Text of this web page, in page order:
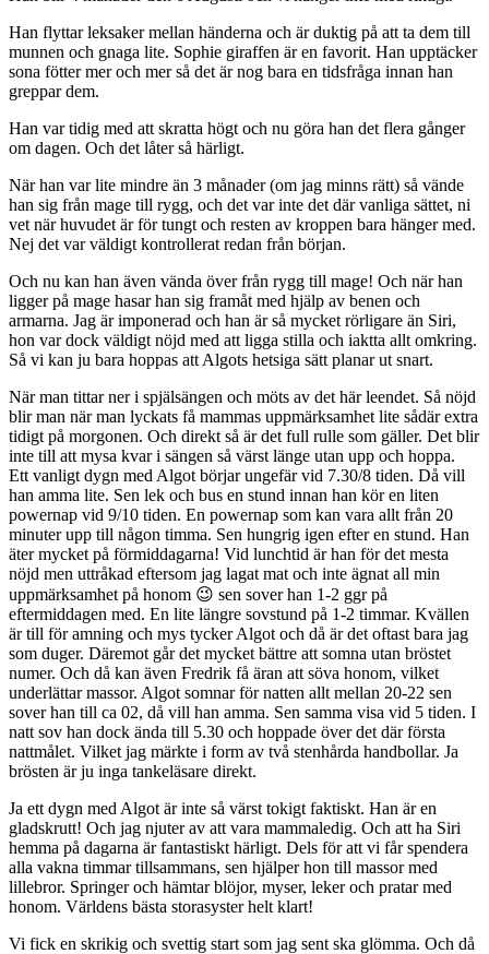
Han flyttar leksaker mellan händerna och är duktig på att ta dem till
munnen och gnaga lite. Sophie giraffen är en favorit. Han upptäcker
sona fötter mer och mer så det är nog bara en tidsfråga innan han
greppar dem.
Han var tidig med att skratta högt och nu göra han det flera gånger
om dagen. Och det låter så härligt.
När han var lite mindre än 3 månader (om jag minns rätt) så vände
han sig från mage till rygg, och det var inte det där vanliga sättet, ni
vet när huvudet är för tungt och resten av kroppen bara hänger med.
Nej det var väldigt kontrollerat redan från början.
Och nu kan han även vända över från rygg till mage! Och när han
ligger på mage hasar han sig framåt med hjälp av benen och
armarna. Jag är imponerad och han är så mycket rörligare än Siri,
hon var dock väldigt nöjd med att ligga stilla och iaktta allt omkring.
Så vi kan ju bara hoppas att Algots hetsiga sätt planar ut snart.
När man tittar ner i spjälsängen och möts av det här leendet. Så nöjd
blir man när man lyckats få mammas uppmärksamhet lite sådär extra
tidigt på morgonen. Och direkt så är det full rulle som gäller. Det blir
inte till att mysa kvar i sängen så värst länge utan upp och hoppa.
Ett vanligt dygn med Algot börjar ungefär vid 7.30/8 tiden. Då vill
han amma lite. Sen lek och bus en stund innan han kör en liten
powernap vid 9/10 tiden. En powernap som kan vara allt från 20
minuter upp till någon timma. Sen hungrig igen efter en stund. Han
äter mycket på förmiddagarna! Vid lunchtid är han för det mesta
nöjd men uttråkad eftersom jag lagat mat och inte ägnat all min
uppmärksamhet på honom 😉 sen sover han 1-2 ggr på
eftermiddagen med. En lite längre sovstund på 1-2 timmar. Kvällen
är till för amning och mys tycker Algot och då är det oftast bara jag
som duger. Däremot går det mycket bättre att somna utan bröstet
numer. Och då kan även Fredrik få äran att söva honom, vilket
underlättar massor. Algot somnar för natten allt mellan 20-22 sen
sover han till ca 02, då vill han amma. Sen samma visa vid 5 tiden. I
natt sov han dock ända till 5.30 och hoppade över det där första
nattmålet. Vilket jag märkte i form av två stenhårda handbollar. Ja
brösten är ju inga tankeläsare direkt.
Ja ett dygn med Algot är inte så värst tokigt faktiskt. Han är en
gladskrutt! Och jag njuter av att vara mammaledig. Och att ha Siri
hemma på dagarna är fantastiskt härligt. Dels för att vi får spendera
alla vakna timmar tillsammans, sen hjälper hon till massor med
lillebror. Springer och hämtar blöjor, myser, leker och pratar med
honom. Världens bästa storasyster helt klart!
Vi fick en skrikig och svettig start som jag sent ska glömma. Och då